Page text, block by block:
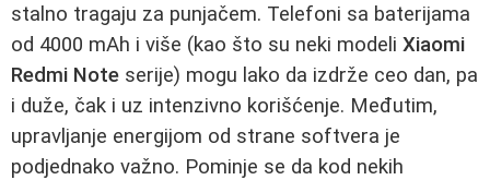
stalno tragaju za punjačem. Telefoni sa baterijama
od 4000 mAh i više (kao što su neki modeli Xiaomi
Redmi Note serije) mogu lako da izdrže ceo dan, pa
i duže, čak i uz intenzivno korišćenje. Međutim,
upravljanje energijom od strane softvera je
podjednako važno. Pominje se da kod nekih